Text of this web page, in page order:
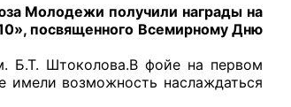
Молодежи получили награды на
посвященного Всемирному Дню
Б.Т. Штоколова.В фойе на первом
имели возможность наслаждаться